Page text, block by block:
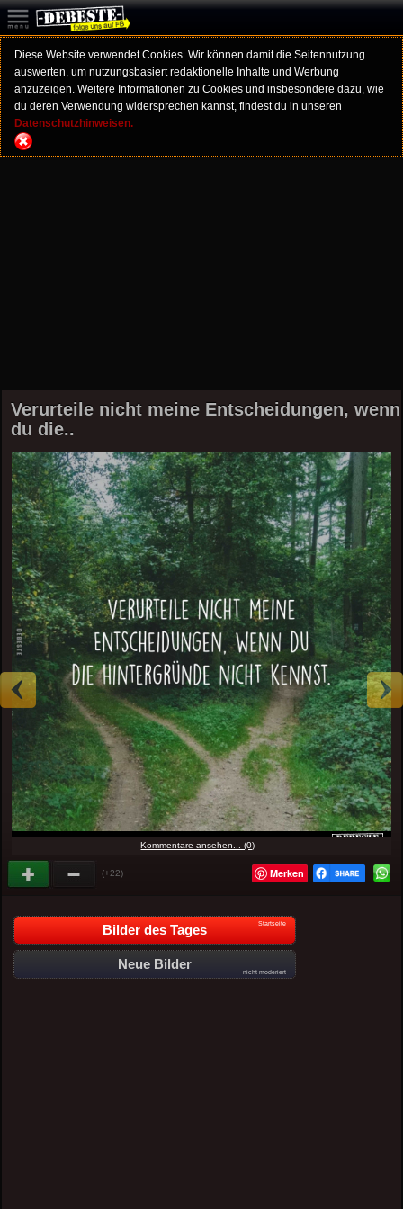
Diese Website verwendet Cookies. Wir können damit die Seitennutzung
auswerten, um nutzungsbasiert redaktionelle Inhalte und Werbung
anzuzeigen. Weitere Informationen zu Cookies und insbesondere dazu, wie
du deren Verwendung widersprechen kannst, findest du in unseren
Datenschutzhinweisen.
Verurteile nicht meine Entscheidungen, wenn
du die..
Kommentare ansehen... (0)
(+22) Merken
Bilder des Tages Startseite
Neue Bilder
nicht moderiert